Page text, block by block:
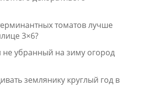
томатов лучше
3×6?
не убранный на зиму огород
землянику круглый год в